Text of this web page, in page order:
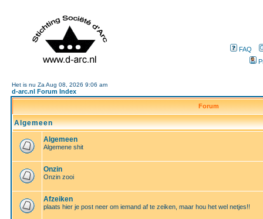
FAQ
Het is nu Za Aug 08, 2026 9:06 am
d-arc.nl Forum Index
Forum
Algemeen
Algemeen
Algemene shit
Onzin
Onzin zooi
Afzeiken
plaats hier je post neer om iemand af te zeiken, maar hou het wel netjes!!